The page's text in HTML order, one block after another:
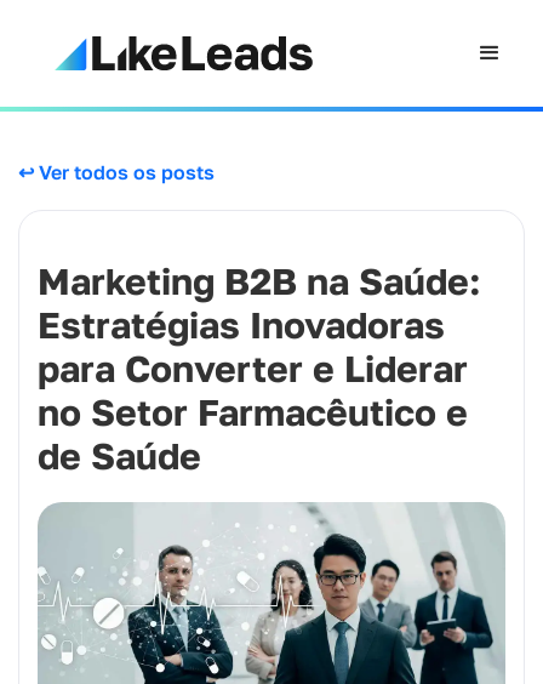
↩ Ver todos os posts
Marketing B2B na Saúde:
Estratégias Inovadoras
para Converter e Liderar
no Setor Farmacêutico e
de Saúde